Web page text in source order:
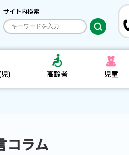
サイト内検索
) 高齢者 児童
コラム